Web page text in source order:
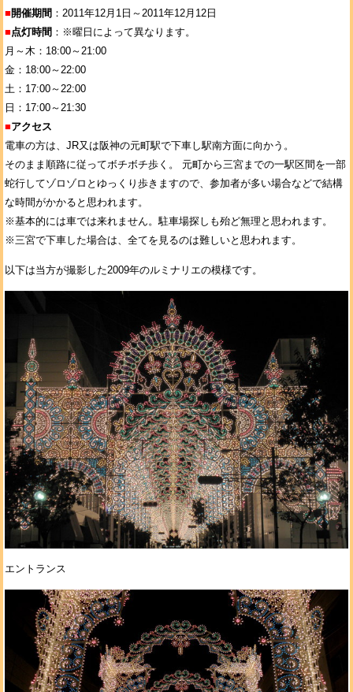
■ 開催期間 ：2011年12月1日～2011年12月12日
■点灯時間 ：※曜日によって異なります。
月～木：18:00～21:00
金：18:00～22:00
土：17:00～22:00
日：17:00～21:30
■アクセス
電車の方は、JR又は阪神の元町駅で下車し駅南方面に向かう。
そのまま順路に従ってボチボチ歩く。 元町から三宮までの一駅区間を一部
蛇行してゾロゾロとゆっくり歩きますので、参加者が多い場合などで結構
な時間がかかると思われます。
※基本的には車では来れません。駐車場探しも殆ど無理と思われます。
※三宮で下車した場合は、全てを見るのは難しいと思われます。
以下は当方が撮影した2009年のルミナリエの模様です。
エントランス